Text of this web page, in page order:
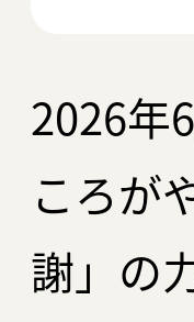
2026
ころが
謝」の